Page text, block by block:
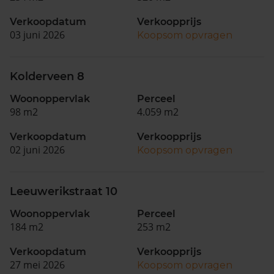
Verkoopdatum
03 juni 2026
Verkoopprijs
Koopsom opvragen
Kolderveen 8
Woonoppervlak
98 m2
Perceel
4.059 m2
Verkoopdatum
02 juni 2026
Verkoopprijs
Koopsom opvragen
Leeuwerikstraat 10
Woonoppervlak
184 m2
Perceel
253 m2
Verkoopdatum
27 mei 2026
Verkoopprijs
Koopsom opvragen